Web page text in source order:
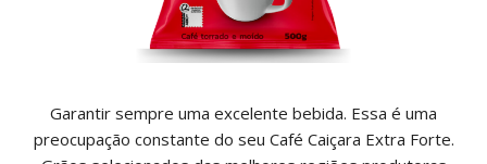
Garantir sempre uma excelente bebida. Essa é uma
preocupação constante do seu Café Caiçara Extra Forte.